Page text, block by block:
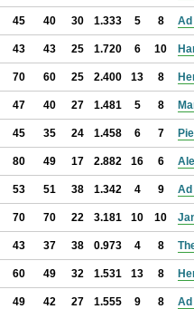
45 40 30 1.333 5 8 Ad
43 43 25 1.720 6 10
70 60 25 2.400 13 8
47 40 27 1.481 5 8
45 35 24 1.458 6 7
80 49 17 2.882 16 6
53 51 38 1.342 4 9 Ad
70 70 22 3.181 10 10
43 37 38 0.973 4 8
60 49 32 1.531 13 8
49 42 27 1.555 9 8 Ad